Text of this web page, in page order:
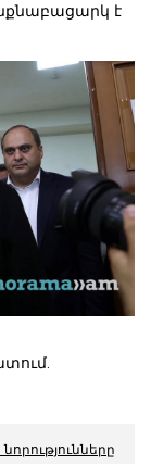
է
նորությունները